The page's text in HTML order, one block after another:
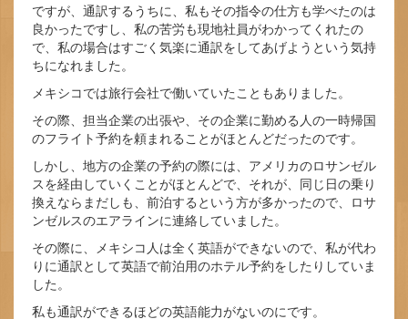
ですが、通訳するうちに、私もその指令の仕方も学べたのは
良かったですし、私の苦労も現地社員がわかってくれたの
で、私の場合はすごく気楽に通訳をしてあげようという気持
ちになれました。
メキシコでは旅行会社で働いていたこともありました。
その際、担当企業の出張や、その企業に勤める人の一時帰国
のフライト予約を頼まれることがほとんどだったのです。
しかし、地方の企業の予約の際には、アメリカのロサンゼル
スを経由していくことがほとんどで、それが、同じ日の乗り
換えならまだしも、前泊するという方が多かったので、ロサ
ンゼルスのエアラインに連絡していました。
その際に、メキシコ人は全く英語ができないので、私が代わ
りに通訳として英語で前泊用のホテル予約をしたりしていま
した。
私も通訳ができるほどの英語能力がないのにです。